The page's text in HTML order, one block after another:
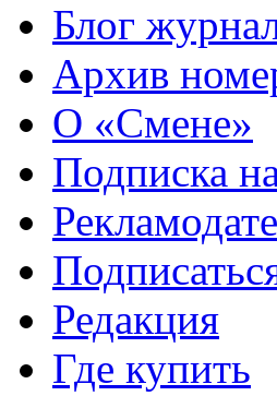
Блог
Архив
О «Смене»
Подписка
Редакция
Где купить